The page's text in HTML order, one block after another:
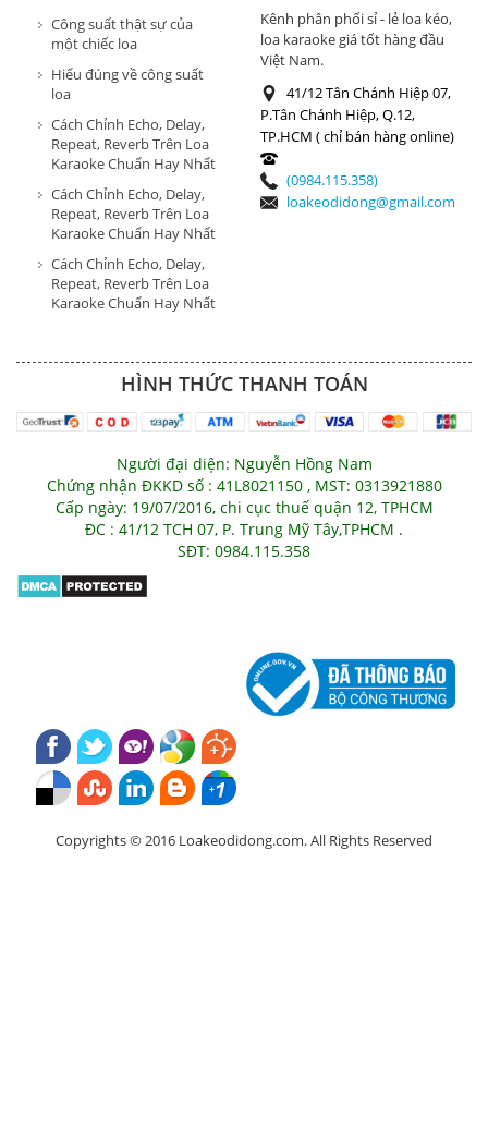
HÀNG
Công suất thật sự của
một chiếc loa
Hiểu đúng về công suất
loa
Cách Chỉnh Echo, Delay,
Repeat, Reverb Trên Loa
Karaoke Chuẩn Hay Nhất
Cách Chỉnh Echo, Delay,
Repeat, Reverb Trên Loa
Karaoke Chuẩn Hay Nhất
Cách Chỉnh Echo, Delay,
Repeat, Reverb Trên Loa
Karaoke Chuẩn Hay Nhất
Kênh phân phối sỉ - lẻ loa kéo,
loa karaoke giá tốt hàng đầu
Việt Nam.
41/12 Tân Chánh Hiệp 07,
P.Tân Chánh Hiệp, Q.12,
TP.HCM ( chỉ bán hàng online)
(0984.115.358)
loakeodidong@gmail.com
HÌNH THỨC THANH TOÁN
Người đại diện: Nguyễn Hồng Nam
Chứng nhận ĐKKD số : 41L8021150 , MST: 0313921880
Cấp ngày: 19/07/2016, chi cục thuế quận 12, TPHCM
ĐC : 41/12 TCH 07, P. Trung Mỹ Tây,TPHCM .
SĐT: 0984.115.358
Copyrights © 2016 Loakeodidong.com. All Rights Reserved